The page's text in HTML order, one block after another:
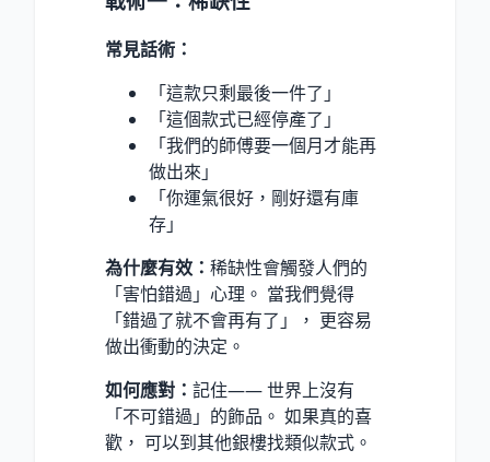
常見話術：
「這款只剩最後一件了」
「這個款式已經停產了」
「我們的師傅要一個月才能再
做出來」
「你運氣很好，剛好還有庫
存」
為什麼有效： 稀缺性會觸發人們的
「害怕錯過」心理。 當我們覺得
「錯過了就不會再有了」， 更容易
做出衝動的決定。
如何應對： 記住—— 世界上沒有
「不可錯過」的飾品。 如果真的喜
歡， 可以到其他銀樓找類似款式。